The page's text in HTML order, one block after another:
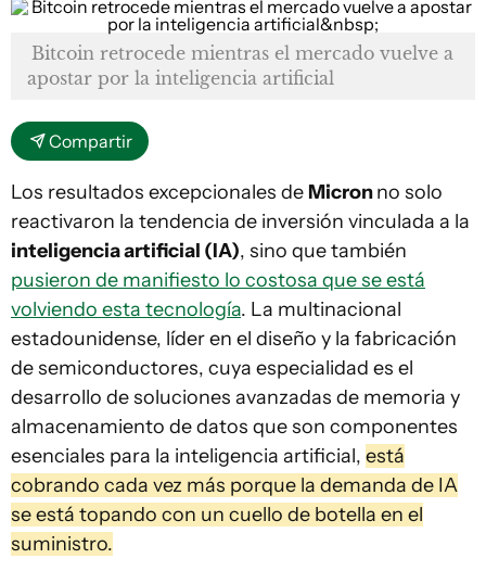
Bitcoin retrocede mientras el mercado vuelve a
apostar por la inteligencia artificial
Compartir
Los resultados excepcionales de Micronno solo
reactivaron la tendencia de inversión vinculada a la
inteligencia artificial (IA), sino que también
pusieron de manifiesto lo costosa que se está
volviendo esta tecnología. La multinacional
estadounidense, líder en el diseño y la fabricación
de semiconductores, cuya especialidad es el
desarrollo de soluciones avanzadas de memoria y
almacenamiento de datos que son componentes
esenciales para la inteligencia artificial, está
cobrando cada vez más porque la demanda de IA
se está topando con un cuello de botella en el
suministro.